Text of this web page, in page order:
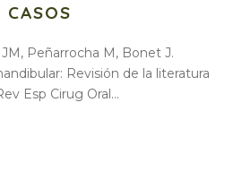
Peñarrocha M, Bonet J.
Revisión de la literatura
Esp Cirug Oral...